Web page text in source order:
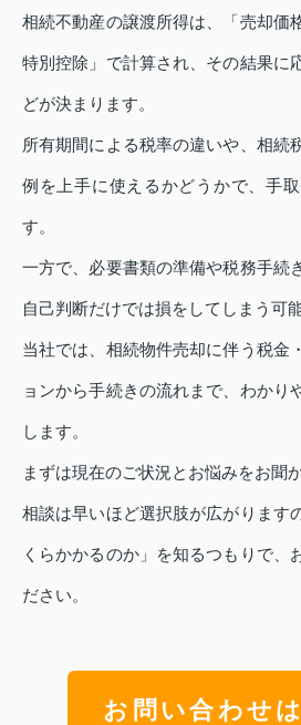
相続不動産の譲渡所得は、「売却価
特別控除」で計算され、その結果に
どが決まります。
所有期間による税率の違いや、相続
例を上手に使えるかどうかで、手
す。
一方で、必要書類の準備や税務手続
自己判断だけでは損をしてしまう可
当社では、相続物件売却に伴う税金
ョンから手続きの流れまで、わかり
します。
まずは現在のご状況とお悩みをお聞
相談は早いほど選択肢が広がります
くらかかるのか」を知るつもりで、
ださい。
お問い合わせ